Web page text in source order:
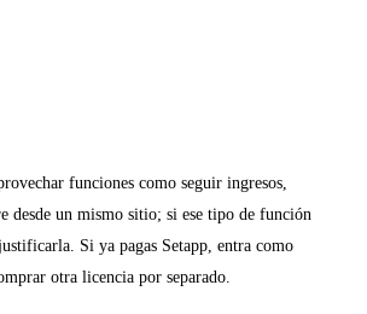
funciones como seguir ingresos,
desde un mismo sitio; si ese tipo de función
Si ya pagas Setapp, entra como
otra licencia por separado.